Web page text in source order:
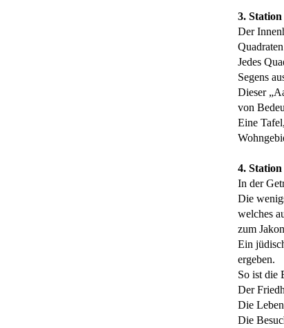
3.
Der
Jedes
Segens
Dieser
von
Eine
4. Station
In der
Die
welches
zum
Ein
ergeben.
So ist die
Der
Die
Die